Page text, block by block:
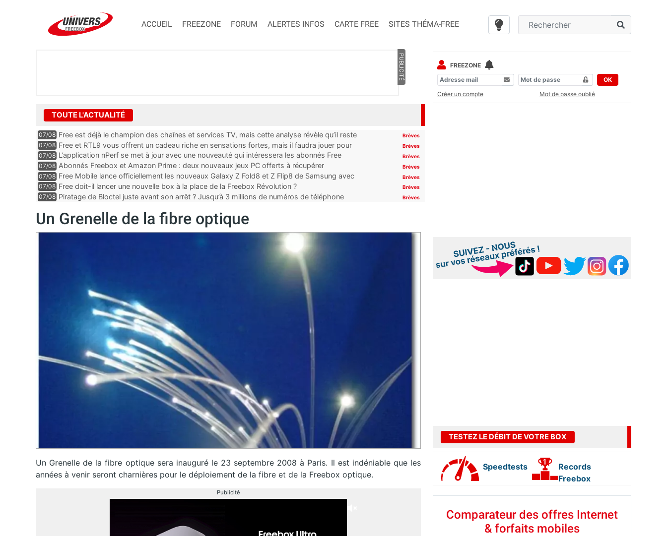
ACCUEIL FREEZONE FORUM ALERTES INFOS CARTE FREE SITES THÉMA-FREE
PUBLICITÉ
TOUTE L'ACTUALITÉ
07/08 Free est déjà le champion des chaînes et services TV, mais cette analyse révèle qu’il reste
encore au moin...
Brèves
07/08 Free et RTL9 vous offrent un cadeau riche en sensations fortes, mais il faudra jouer pour
l’obtenir
Brèves
07/08 L’application nPerf se met à jour avec une nouveauté qui intéressera les abonnés Free
Mobile, Orange, SFR ...
Brèves
07/08 Abonnés Freebox et Amazon Prime : deux nouveaux jeux PC offerts à récupérer Brèves
07/08 Free Mobile lance officiellement les nouveaux Galaxy Z Fold8 et Z Flip8 de Samsung avec
des promos et des cadeaux
Brèves
07/08 Free doit-il lancer une nouvelle box à la place de la Freebox Révolution ? Brèves
07/08 Piratage de Bloctel juste avant son arrêt ? Jusqu’à 3 millions de numéros de téléphone
Brèves
Un Grenelle de la fibre optique
Un Grenelle de la fibre optique sera inauguré le 23 septembre 2008 à Paris. Il est indéniable que les
années à venir seront charnières pour le déploiement de la fibre et de la Freebox optique.
Publicité
FREEZONE
OK
Créer un compte
Mot de passe oublié
TESTEZ LE DÉBIT DE VOTRE BOX
Speedtests
Records
Freebox
Comparateur des offres Internet
& forfaits mobiles